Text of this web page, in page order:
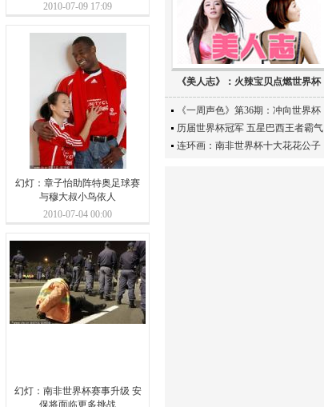
2010-07-09 17:09
幻灯：章子怡助阵特奥足球赛
与穆大叔小鸟依人
2010-07-04 00:00
幻灯：南非世界杯赛事升级 安
保将面临更多挑战
《美人志》：火辣宝贝点燃世界杯
《一周声色》第36期：冲向世界杯
历届世界杯冠军 五星巴西王者霸气
连环画：南非世界杯十大花花公子